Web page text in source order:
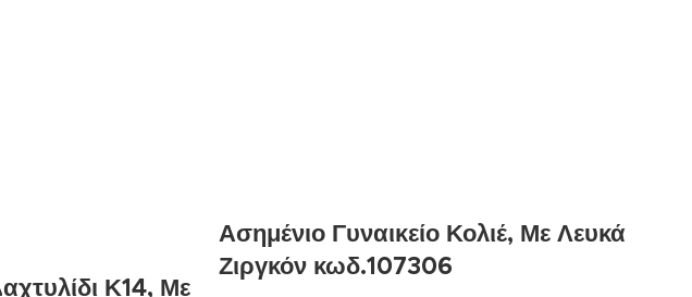
Κ14, Με
Ασημένιο Γυναικείο Κολιέ, Με Λευκά
Ζιργκόν κωδ.107306